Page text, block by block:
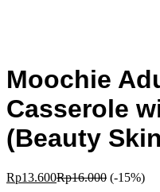
Moochie
Casserole
(Beauty
Rp13.600Rp16.000 (-15%)